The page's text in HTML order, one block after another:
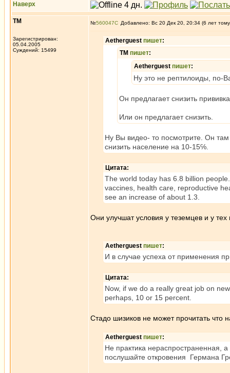
Наверх
ТМ
Зарегистрирован:
05.04.2005
Суждений: 15499
№560047 Добавлено: Вс 20 Дек 20, 20:34 (6 лет
Aetherguest пишет:
ТМ пишет:
Aetherguest пишет:
Ну это не рептилоиды,
Он предлагает снизить
Или он предлагает снизить.
Ну Вы видео- то посмотрите. Он там
снизить население на 10-15℅.
Цитата:
The world today has 6.8 billion
vaccines, health care, reproductive
see an increase of about 1.3.
Они улучшат условия у теземцев и у
Aetherguest пишет:
И в случае успеха от применения
Цитата:
Now, if we do a really great job on
perhaps, 10 or 15 percent.
Стадо шизиков не может прочитать что
Aetherguest пишет:
Не практика
послушайте откровения Германа